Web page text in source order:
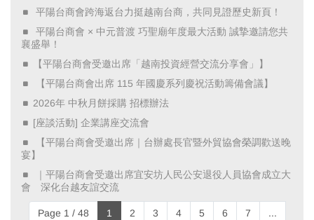
​ 平陽台商會跨海返台力挺越南台商，共同見證歷史新頁！ ​
​ 平陽台商會 × 中元普渡 巧聖廟年度最大活動 誠摯邀請您共
襄盛舉！ ​
【平陽台商會受邀出席「越南投資經營交流分享會」】
​ 【平陽台商會出席 115 年國慶系列慶祝活動籌備會議】 ​
2026年 中秋月餅採購 招標辦法
[座談活動] 企業講座交流會
​ 【平陽台商會受邀出席｜台辦處長官暨外貿協會榮調歡送晚
宴】 ​
​ ｜平陽台商會受邀出席宜安坊人民公安退役人員協會成立大
會 深化台越友誼交流 ​
Page 1 / 48 1 2 3 4 5 6 7 ...